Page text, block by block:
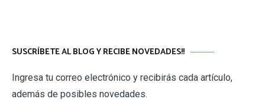
SUSCRÍBETE AL BLOG Y RECIBE NOVEDADES!!
Ingresa tu correo electrónico y recibirás cada artículo,
además de posibles novedades.